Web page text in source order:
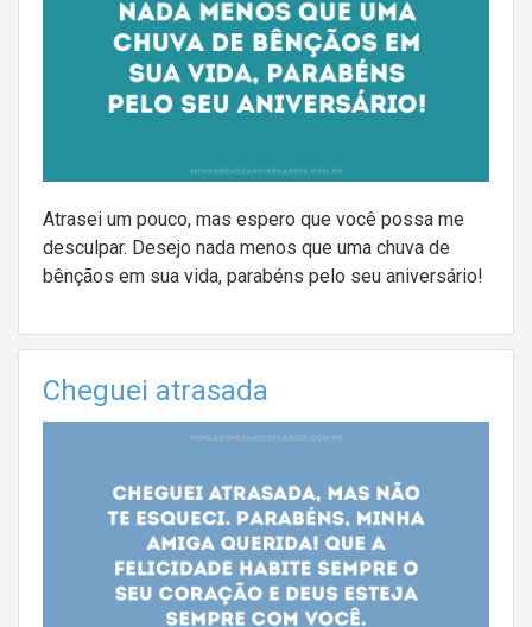
Atrasei um pouco, mas espero que você possa me
desculpar. Desejo nada menos que uma chuva de
bênçãos em sua vida, parabéns pelo seu aniversário!
Cheguei atrasada